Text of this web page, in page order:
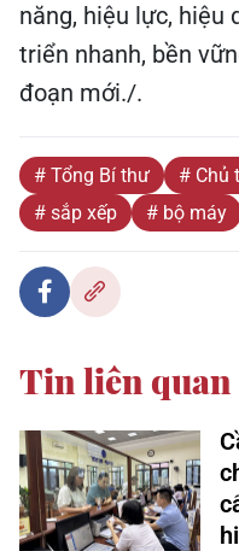
năng, hiệu lực, hiệu
triển nhanh, bền
đoạn mới./.
# Tổng Bí thư # Chủ
# sắp xếp
# bộ máy
Tin liên quan